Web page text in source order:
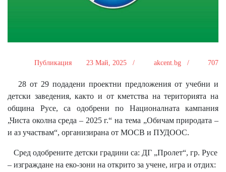
Публикация 23 Май, 2025 / akcent.bg / 707
28 от 29 подадени проектни предложения от учебни и
детски заведения, както и от кметства на територията на
община Русе, са одобрени по Националната кампания
„Чиста околна среда – 2025 г.“ на тема „Обичам природата –
и аз участвам“, организирана от МОСВ и ПУДООС.
Сред одобрените детски градини са: ДГ „Пролет“, гр. Русе
– изграждане на еко-зони на открито за учене, игра и отдих: